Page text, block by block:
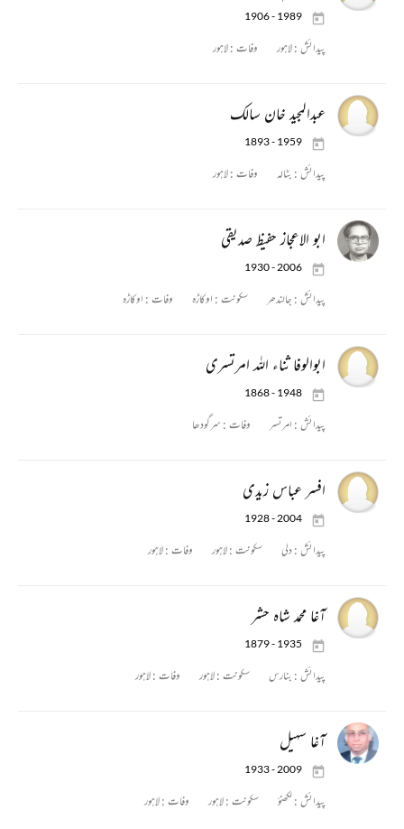
1906 - 1989
پیدائش :لاہور وفات :لاہور
عبدالمجید خان سالک
1893 - 1959
پیدائش : بٹالہ وفات :لاہور
ابو الاعجاز حفیظ صدیقی
1930 - 2006
پیدائش : جالندھر سکونت : اوکاڑہ وفات : اوکاڑہ
ابوالوفا ثناء اللہ امرتسری
1868 - 1948
پیدائش : امرتسر وفات : سرگودھا
افسر عباس زیدی
1928 - 2004
پیدائش :دلی سکونت :لاہور وفات :لاہور
آغا محمد شاہ حشر
1879 - 1935
پیدائش : بنارس سکونت :لاہور وفات :لاہور
آغا سہیل
1933 - 2009
پیدائش : لکھنؤ سکونت :لاہور وفات :لاہور